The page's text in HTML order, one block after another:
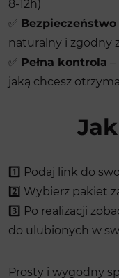
8-12h)
✅ Bezpieczeństwo
naturalny i zgodny
✅ Pełna kontrola –
jaką chcesz
1️⃣ Podaj link do
2️⃣ Wybierz pakiet
3️⃣ Po realizacji
do ulubionych w
Prosty i wygodny